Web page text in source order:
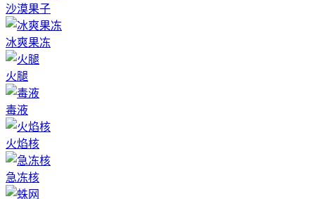
沙漠果子
冰爽果冻
火腿
毒液
火焰核
急冻核